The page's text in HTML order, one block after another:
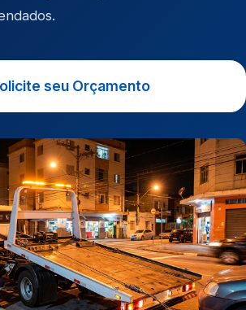
seu Orçamento